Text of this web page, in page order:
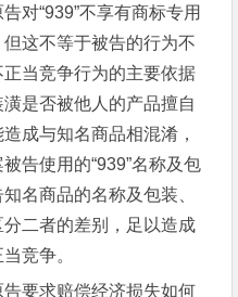
对“939”不享有商标专用
这不等于被告的行为不
当竞争行为的主要依据
是否被他人的产品擅自
成与知名商品相混淆，
告使用的“939”名称及包
名商品的名称及包装、
二者的差别，足以造成
竞争。
要求赔偿经济损失如何